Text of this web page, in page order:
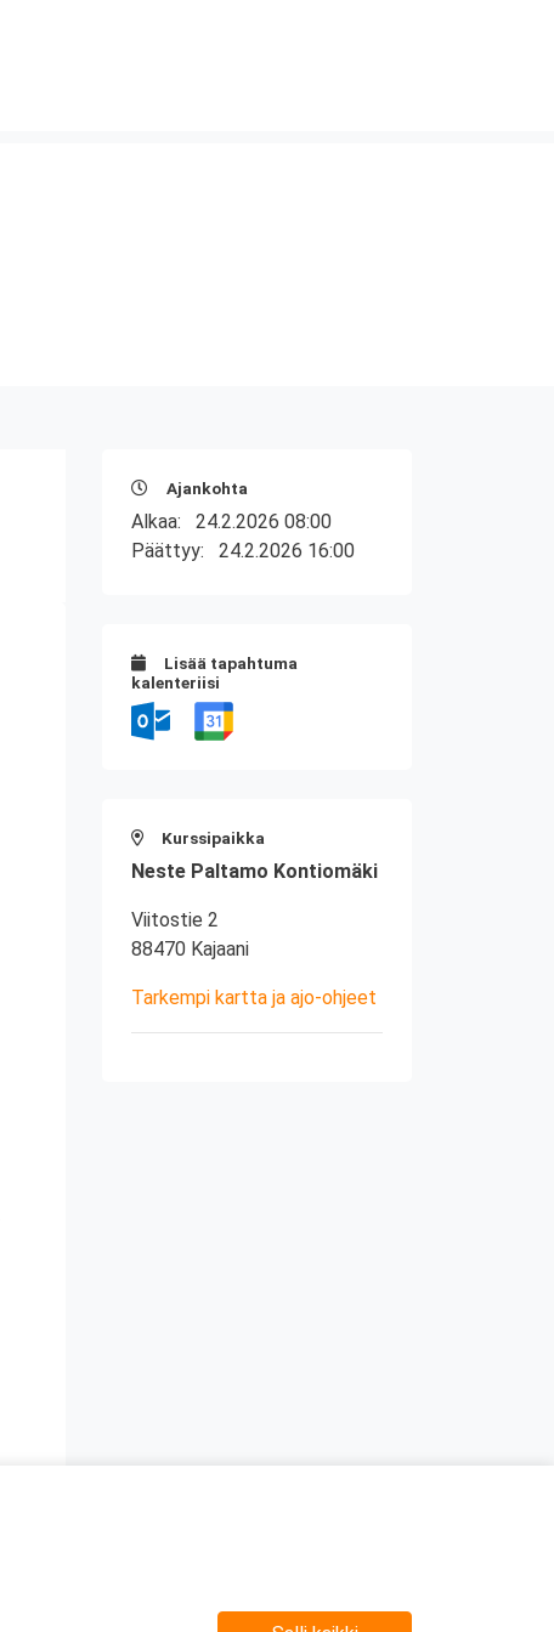
Ajankohta
Alkaa: 24.2.2026 08:00
Päättyy: 24.2.2026 16:00
Lisää tapahtuma
kalenteriisi
Kurssipaikka
Neste Paltamo Kontiomäki
Viitostie 2
88470 Kajaani
Tarkempi kartta ja ajo-ohjeet